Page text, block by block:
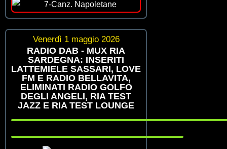
Venerdì 1 maggio 2026
RADIO DAB - MUX RIA
SARDEGNA: INSERITI
LATTEMIELE SASSARI, LOVE
FM E RADIO BELLAVITA,
ELIMINATI RADIO GOLFO
DEGLI ANGELI, RIA TEST
JAZZ E RIA TEST LOUNGE